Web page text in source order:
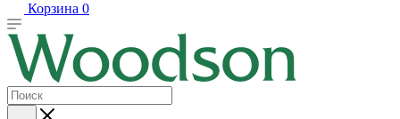
Корзина 0